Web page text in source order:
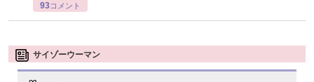
93コメント
サイゾーウーマン